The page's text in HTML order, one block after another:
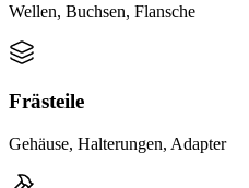
Wellen, Buchsen, Flansche
Frästeile
Gehäuse, Halterungen, Adapter